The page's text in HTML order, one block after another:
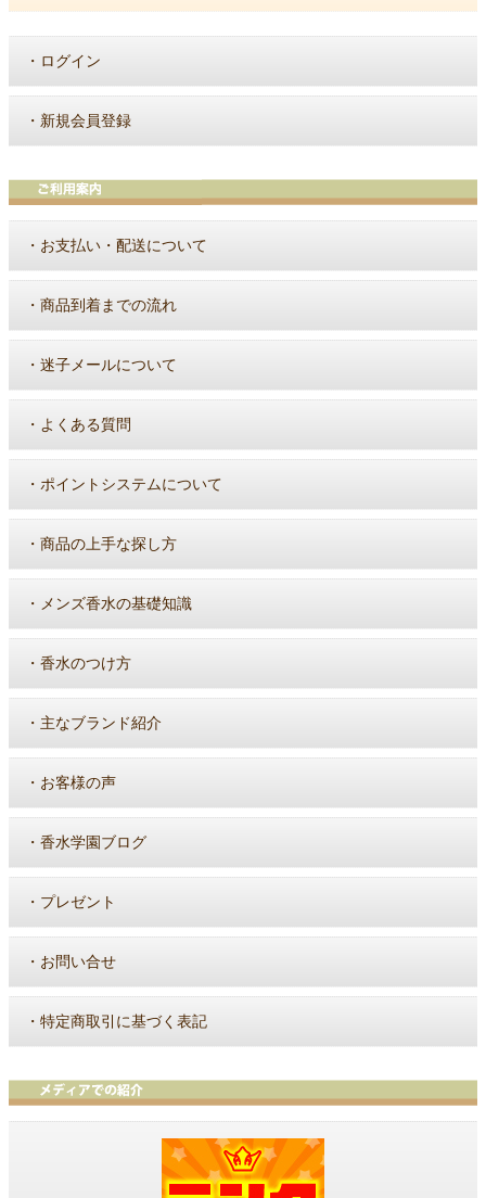
・ ログイン
・ 新規会員登録
・ お支払い・配送について
・ 商品到着までの流れ
・ 迷子メールについて
・ よくある質問
・ ポイントシステムについて
・ 商品の上手な探し方
・ メンズ香水の基礎知識
・ 香水のつけ方
・ 主なブランド紹介
・ お客様の声
・ 香水学園ブログ
・ プレゼント
・ お問い合せ
・ 特定商取引に基づく表記